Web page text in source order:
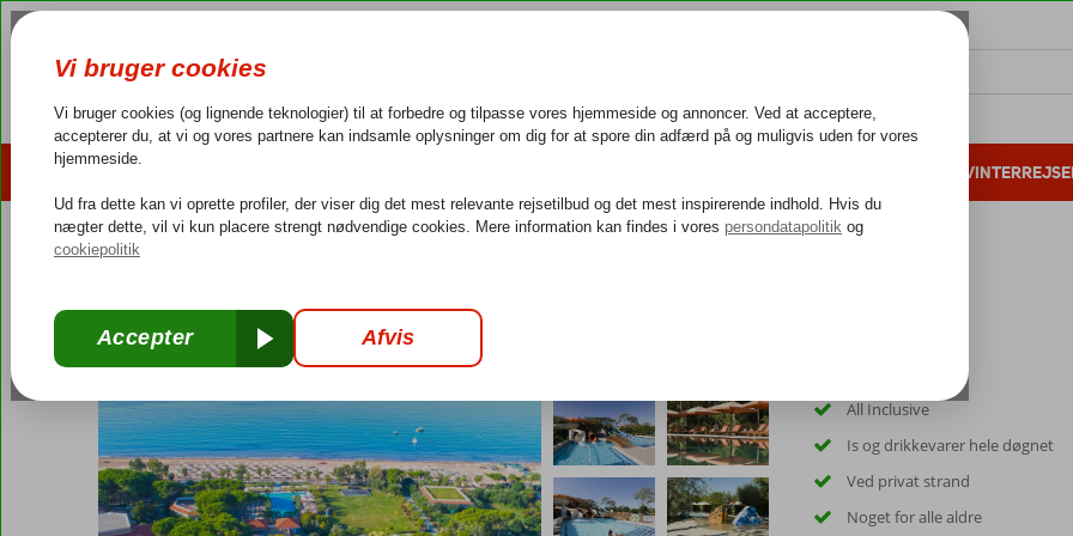
4,3/5 på Trustpilot Dansk guideservice 40.000 danske gæster i 2025 25 års erfaring
Ali Bey Resort
All Inclusive-Hotel
All Inclusive
Is og drikkevarer hele døgnet
Ved privat strand
Noget for alle aldre